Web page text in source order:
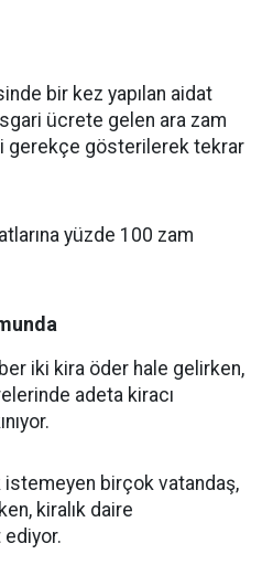
bir kez yapılan aidat
ücrete gelen ara zam
gerekçe gösterilerek tekrar
yüzde 100 zam
iki kira öder hale gelirken,
adeta kiracı
istemeyen birçok vatandaş,
kiralık daire